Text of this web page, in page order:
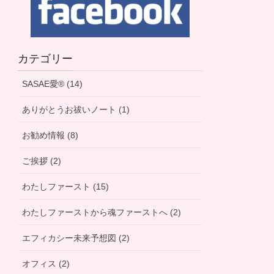
カテゴリー
SASAE愛® (14)
ありがとうお祓いノート (1)
お勧め情報 (8)
ご挨拶 (2)
わたしファースト (15)
わたしファーストから魂ファーストへ (2)
エフィカシー未来予想図 (2)
オフィス (2)